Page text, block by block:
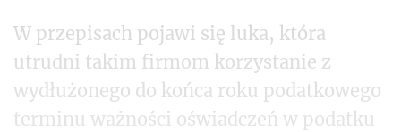
W przepisach pojawi się luka, która
utrudni takim firmom korzystanie z
wydłużonego do końca roku podatkowego
terminu ważności oświadczeń w podatku